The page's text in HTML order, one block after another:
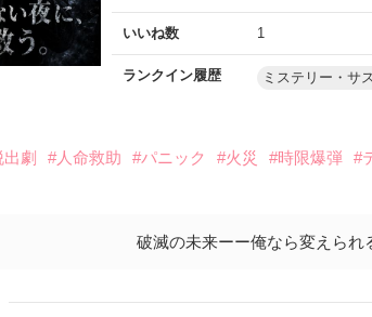
いいね数 1
ランクイン履歴 ミステリー・サ
出劇 #人命救助 #パニック #火災 #時限爆弾 #
破滅の未来ーー俺なら変えられ